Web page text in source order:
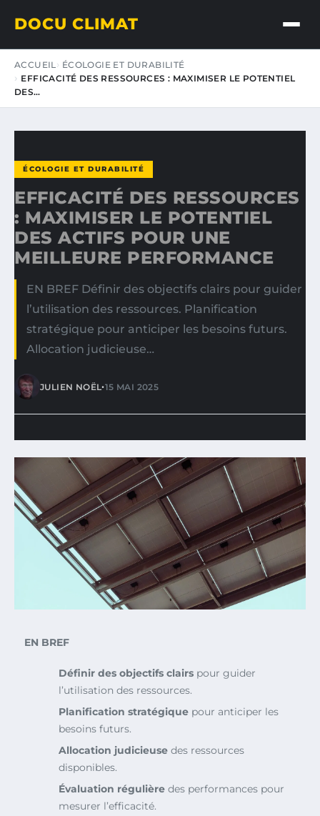
DOCU CLIMAT
ACCUEIL
ÉCOLOGIE ET DURABILITÉ
EFFICACITÉ DES RESSOURCES : MAXIMISER LE POTENTIEL
DES…
ÉCOLOGIE ET DURABILITÉ
EFFICACITÉ DES RESSOURCES
: MAXIMISER LE POTENTIEL
DES ACTIFS POUR UNE
MEILLEURE PERFORMANCE
EN BREF Définir des objectifs clairs pour guider
l’utilisation des ressources. Planification
stratégique pour anticiper les besoins futurs.
Allocation judicieuse…
JULIEN NOËL•15 MAI 2025
EN BREF
Définir des objectifs clairs pour guider
l’utilisation des ressources.
Planification stratégique pour anticiper les
besoins futurs.
Allocation judicieuse des ressources
disponibles.
Évaluation régulière des performances pour
mesurer l’efficacité.